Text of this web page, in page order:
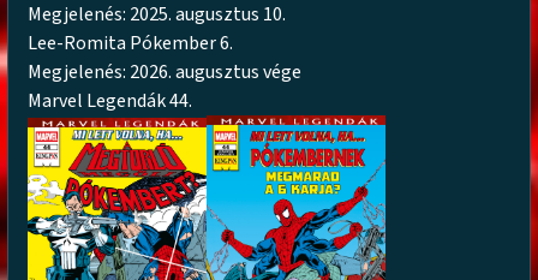
Megjelenés: 2025. augusztus 10.
Lee-Romita Pókember 6.
Megjelenés: 2026. augusztus vége
Marvel Legendák 44.